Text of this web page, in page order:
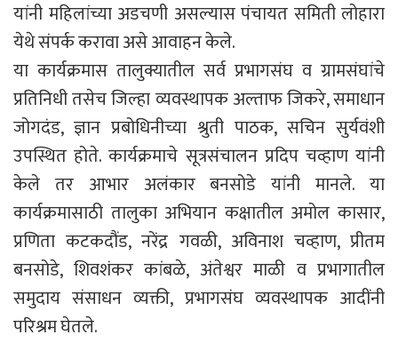
यांनी महिलांच्या अडचणी असल्यास पंचायत समिती लोहारा
येथे संपर्क करावा असे आवाहन केले.
या कार्यक्रमास तालुक्यातील सर्व प्रभागसंघ व ग्रामसंघांचे
प्रतिनिधी तसेच जिल्हा व्यवस्थापक अल्ताफ जिकरे, समाधान
जोगदंड, ज्ञान प्रबोधिनीच्या श्रुती पाठक, सचिन सुर्यवंशी
उपस्थित होते. कार्यक्रमाचे सूत्रसंचालन प्रदिप चव्हाण यांनी
केले तर आभार अलंकार बनसोडे यांनी मानले. या
कार्यक्रमासाठी तालुका अभियान कक्षातील अमोल कासार,
प्रणिता कटकदौंड, नरेंद्र गवळी, अविनाश चव्हाण, प्रीतम
बनसोडे, शिवशंकर कांबळे, अंतेश्वर माळी व प्रभागातील
समुदाय संसाधन व्यक्ती, प्रभागसंघ व्यवस्थापक आदींनी
परिश्रम घेतले.